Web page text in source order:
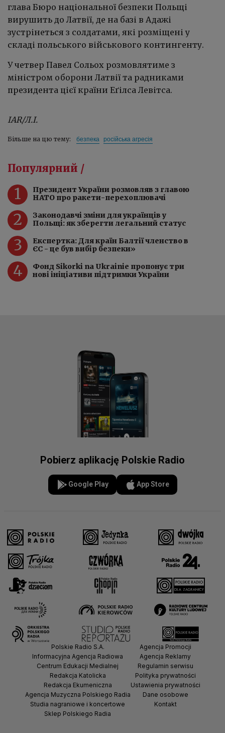
глава Бюро національної безпеки Польщі
вирушить до Латвії, де на базі в Адажі
зустрінеться з солдатами, які розміщені у
складі польського військового контингенту.
У четвер Павел Сольох розмовлятиме з
міністром оборони Латвії та радниками
президента цієї країни Еґілса Левітса.
IAR/Л.І.
Більше на цю тему: безпека російська агресія
Популярний /
1
Президент України розмовляв з главою
НАТО про ракети-перехоплювачі
2
Законодавчі зміни для українців у
Польщі: як зберегти легальний статус
3
Експертка: Для країн Балтії членство в
ЄС - це був вибір безпеки»
4
Фонд Sikorki na Ukrainie пропонує три
нові ініціативи підтримки України
Pobierz aplikację Polskie Radio
Google Play App Store
Polskie Radio S.A.
Informacyjna Agencja Radiowa
Centrum Edukacji Medialnej
Redakcja Katolicka
Redakcja Ekumeniczna
Agencja Muzyczna Polskiego Radia
Studia nagraniowe i koncertowe
Sklep Polskiego Radia
Agencja Promocji
Agencja Reklamy
Regulamin serwisu
Polityka prywatności
Ustawienia prywatności
Dane osobowe
Kontakt